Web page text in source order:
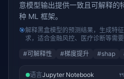
意模型输出提供一致且可解释的
种 ML 框架。
🎯解释黑盒模型的预测结果，生成特
求，适合金融风控、医疗诊断等需
#可解释性 #梯度提升 #shap
语言Jupyter Notebook